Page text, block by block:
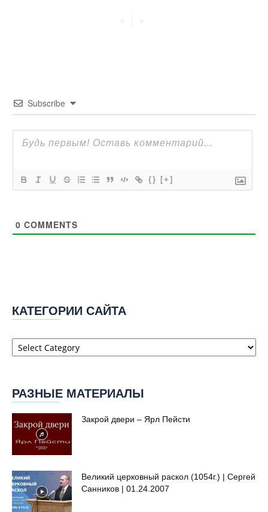
Subscribe
{} [+]
0 COMMENTS
КАТЕГОРИИ САЙТА
Категории
сайта
РАЗНЫЕ МАТЕРИАЛЫ
Закрой двери – Ярл Пейсти
Великий церковный раскол (1054г.) | Сергей
Санников | 01.24.2007